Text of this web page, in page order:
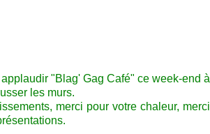
"Blag' Gag Café" ce week-end à
les murs.
merci pour votre chaleur, merci